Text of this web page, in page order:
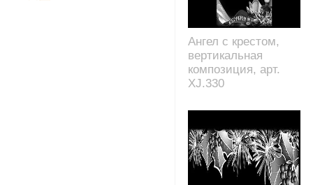
Ангел с крестом,
вертикальная
композиция, арт.
XJ.330